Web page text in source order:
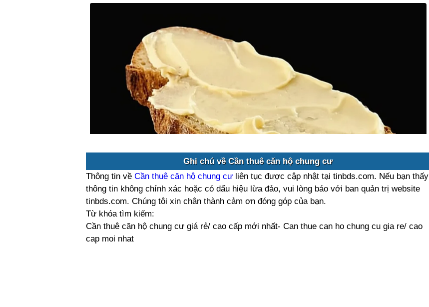
Ghi chú về Cần thuê căn hộ chung cư
Thông tin về Cần thuê căn hộ chung cưliên tục được cập nhật tại tinbds.com. Nếu bạn thấy
thông tin không chính xác hoặc có dấu hiệu lừa đảo, vui lòng báo với ban quản trị website
tinbds.com. Chúng tôi xin chân thành cảm ơn đóng góp của bạn.
Từ khóa tìm kiếm:
Cần thuê căn hộ chung cư giá rẻ/ cao cấp mới nhất- Can thue can ho chung cu gia re/ cao
cap moi nhat